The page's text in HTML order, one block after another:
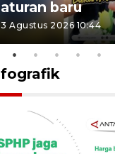
aturan baru
3 Agustus 2026 10:44